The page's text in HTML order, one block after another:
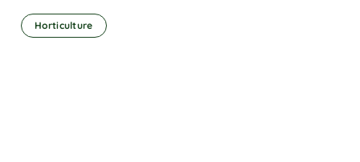
Horticulture